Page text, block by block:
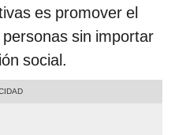
es promover el
sin importar
social.